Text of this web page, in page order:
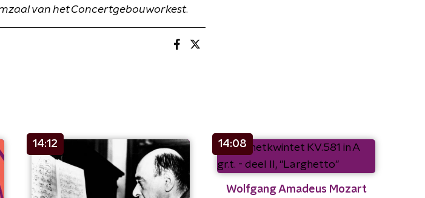
van het Concertgebouworkest.
14:12 14:08
Wolfgang Amadeus Mozart